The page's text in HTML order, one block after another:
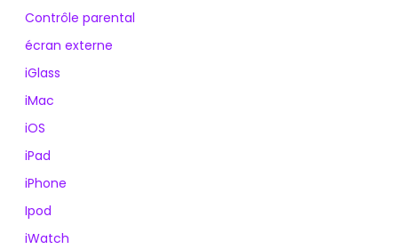
Contrôle parental
écran externe
iGlass
iMac
iOS
iPad
iPhone
Ipod
iWatch